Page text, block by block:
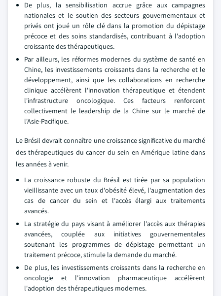
De plus, la sensibilisation accrue grâce aux campagnes
nationales et le soutien des secteurs gouvernementaux et
privés ont joué un rôle clé dans la promotion du dépistage
précoce et des soins standardisés, contribuant à l'adoption
croissante des thérapeutiques.
Par ailleurs, les réformes modernes du système de santé en
Chine, les investissements croissants dans la recherche et le
développement, ainsi que les collaborations en recherche
clinique accélèrent l'innovation thérapeutique et étendent
l'infrastructure oncologique. Ces facteurs renforcent
collectivement le leadership de la Chine sur le marché de
l'Asie-Pacifique.
Le Brésil devrait connaître une croissance significative du marché
des thérapeutiques du cancer du sein en Amérique latine dans
les années à venir.
La croissance robuste du Brésil est tirée par sa population
vieillissante avec un taux d'obésité élevé, l'augmentation des
cas de cancer du sein et l'accès élargi aux traitements
avancés.
La stratégie du pays visant à améliorer l'accès aux thérapies
avancées, couplée aux initiatives gouvernementales
soutenant les programmes de dépistage permettant un
traitement précoce, stimule la demande du marché.
De plus, les investissements croissants dans la recherche en
oncologie et l'innovation pharmaceutique accélèrent
l'adoption des thérapeutiques modernes.